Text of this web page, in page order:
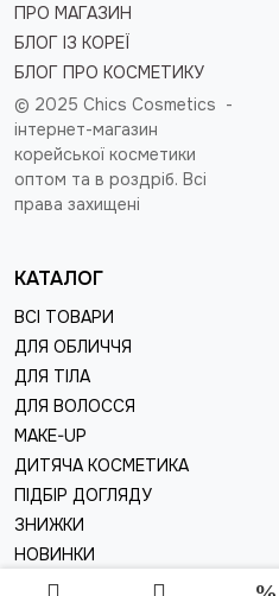
ПРО МАГАЗИН
БЛОГ ІЗ КОРЕЇ
БЛОГ ПРО КОСМЕТИКУ
© 2025 Chics Cosmetics -
інтернет-магазин
корейської косметики
оптом та в роздріб. Всі
права захищені
КАТАЛОГ
ВСІ ТОВАРИ
ДЛЯ ОБЛИЧЧЯ
ДЛЯ ТІЛА
ДЛЯ ВОЛОССЯ
MAKE-UP
ДИТЯЧА КОСМЕТИКА
ПІДБІР ДОГЛЯДУ
ЗНИЖКИ
НОВИНКИ